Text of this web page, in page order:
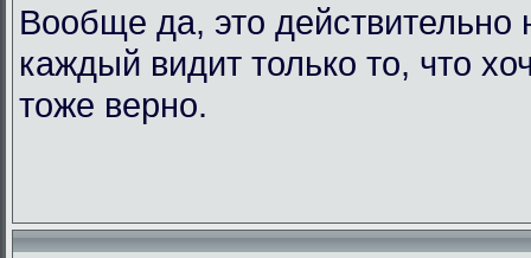
Вообще да, это действительно
каждый видит только то, что
тоже верно.